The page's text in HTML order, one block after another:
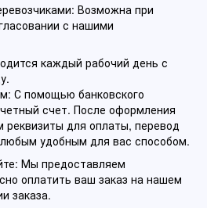
Возможна при
с нашими
каждый рабочий день с
С помощью банковского
счет. После оформления
реквизиты для оплаты, перевод
удобным для вас способом.
Мы предоставляем
оплатить ваш заказ на нашем
заказа.